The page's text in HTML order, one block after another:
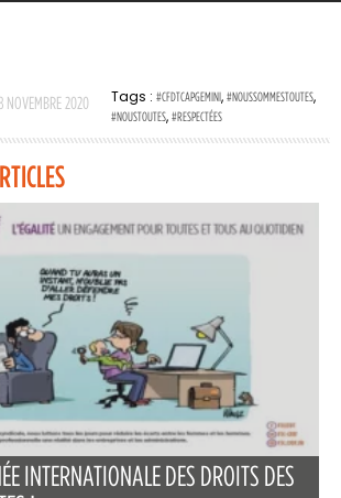
NOVEMBRE 2020 Tags : #CFDTCAPGEMINI, #NOUSSOMMESTOUTES,
#NOUSTOUTES, #RESPECTÉES
INTERNATIONALE DES DROITS DES